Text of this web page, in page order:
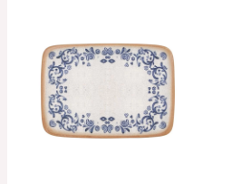
desde
146.27€
hasta
272.89€